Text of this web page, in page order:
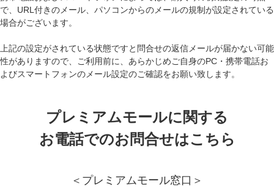
で、URL付きのメール、パソコンからのメールの規制が設定されている
場合がございます。
上記の設定がされている状態ですと問合せの返信メールが届かない可能
性がありますので、ご利用前に、あらかじめご自身のPC・携帯電話お
よびスマートフォンのメール設定のご確認をお願い致します。
プレミアムモールに関する
お電話でのお問合せはこちら
＜プレミアムモール窓口＞